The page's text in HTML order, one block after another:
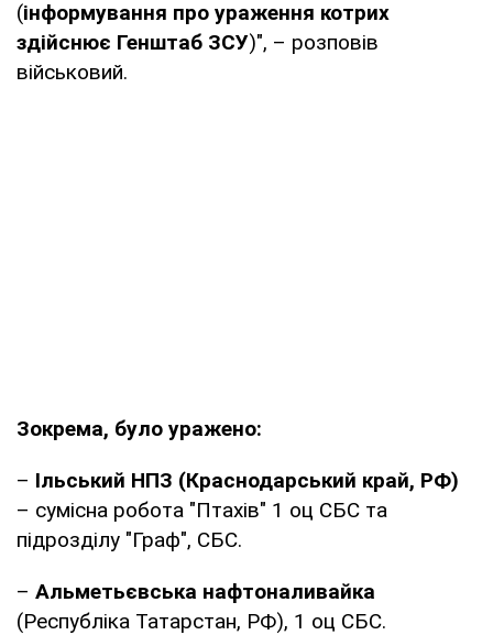
(інформування про ураження котрих
здійснює Генштаб ЗСУ)", – розповів
військовий.
Зокрема, було уражено:
– Ільський НПЗ (Краснодарський край, РФ)
– сумісна робота "Птахів" 1 оц СБС та
підрозділу "Граф", СБС.
– Альметьєвська нафтоналивайка
(Республіка Татарстан, РФ), 1 оц СБС.